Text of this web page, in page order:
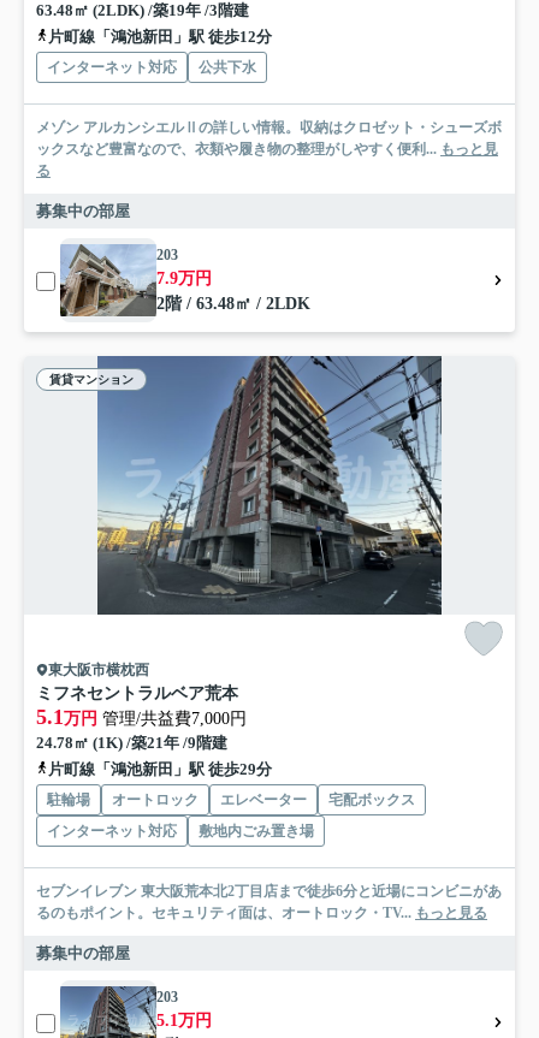
63.48㎡ (2LDK) /築19年 /3階建
片町線「鴻池新田」駅 徒歩12分
インターネット対応 公共下水
メゾン アルカンシエルⅡの詳しい情報。収納はクロゼット・シューズボ
ックスなど豊富なので、衣類や履き物の整理がしやすく便利... もっと見
る
募集中の部屋
203
7.9万円
2階 / 63.48㎡ / 2LDK
賃貸マンション
東大阪市横枕西
ミフネセントラルベア荒本
5.1万円 管理/共益費7,000円
24.78㎡ (1K) /築21年 /9階建
片町線「鴻池新田」駅 徒歩29分
駐輪場 オートロック エレベーター
宅配ボックス
インターネット対応
敷地内ごみ置き場
セブンイレブン 東大阪荒本北2丁目店まで徒歩6分と近場にコンビニがあ
るのもポイント。セキュリティ面は、オートロック・TV... もっと見る
募集中の部屋
203
5.1万円